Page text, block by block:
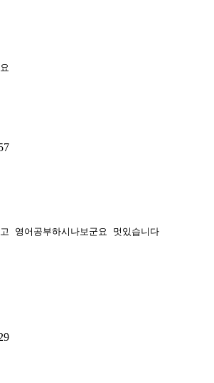
영어공부하시나보군요 멋있습니다